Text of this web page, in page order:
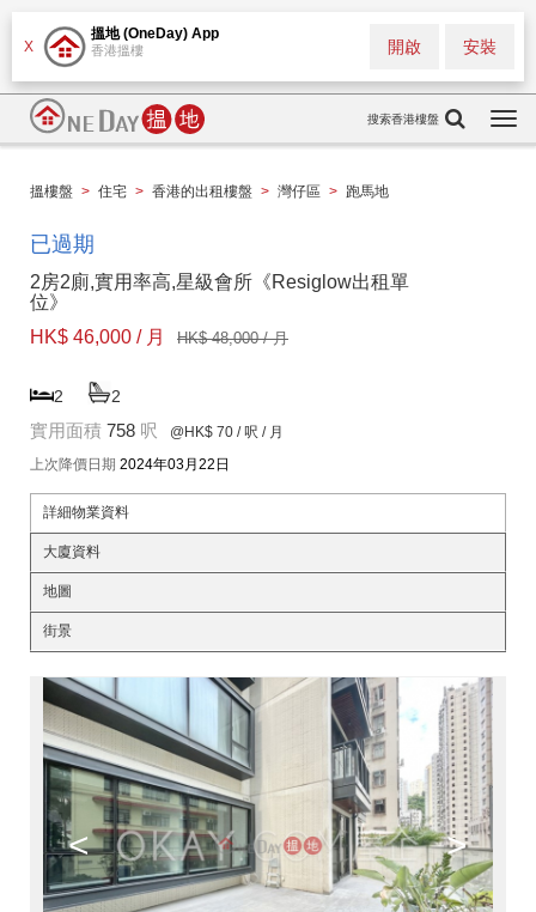
X
搵地 (OneDay) App
香港搵樓 安裝
開啟
搜索香港樓盤
搵樓盤 > 住宅 > 香港的出租樓盤 > 灣仔區 > 跑馬地
已過期
2房2廁,實用率高,星級會所《Resiglow出租單
位》
HK$ 46,000 / 月
HK$ 48,000 / 月
2 2
實用面積 758 呎 @HK$ 70 / 呎 / 月
上次降價日期 2024年03月22日
詳細物業資料
大廈資料
地圖
街景
< >